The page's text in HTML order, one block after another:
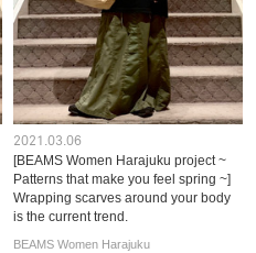
2021.03.06
[BEAMS Women Harajuku project ~
Patterns that make you feel spring ~]
Wrapping scarves around your body
is the current trend.
BEAMS Women Harajuku